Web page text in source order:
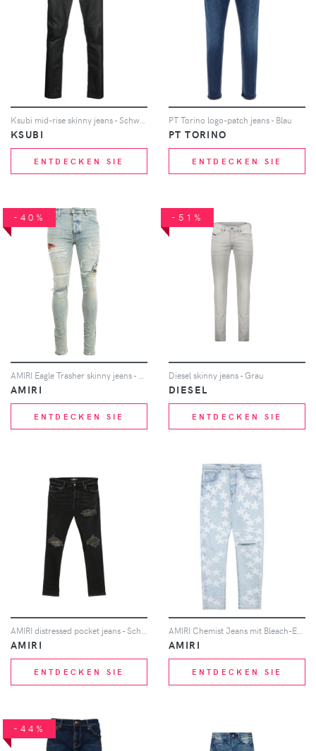
KSUBI
ENTDECKEN SIE
PT Torino logo-patch jeans - Blau
PT TORINO
ENTDECKEN SIE
-40%
AMIRI Eagle Trasher skinny jeans - Blau
AMIRI
ENTDECKEN SIE
-51%
Diesel skinny jeans - Grau
DIESEL
ENTDECKEN SIE
AMIRI distressed pocket jeans - Schwarz
AMIRI
ENTDECKEN SIE
AMIRI Chemist Jeans mit Bleach-Effekt - Blau
AMIRI
ENTDECKEN SIE
-44%